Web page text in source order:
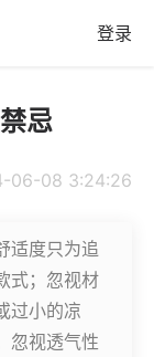
登录
忌
06-08 3:24:26
适度只为追
式；忽视材
过小的凉
忽视透气性